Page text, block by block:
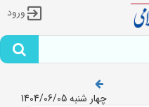
ورود
چهار شنبه 1404/06/05